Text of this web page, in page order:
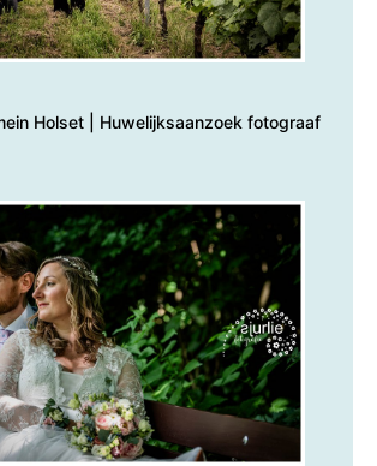
Holset | Huwelijksaanzoek fotograaf